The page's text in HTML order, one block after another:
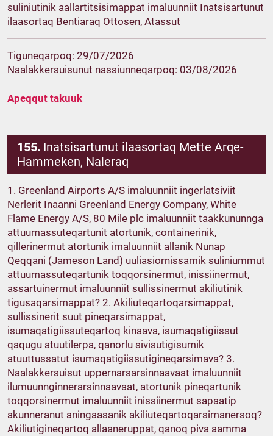
suliniutinik aallartitsisimappat imaluunniit Inatsisartunut
ilaasortaq Bentiaraq Ottosen, Atassut
Tiguneqarpoq: 29/07/2026
Naalakkersuisunut nassiunneqarpoq: 03/08/2026
Apeqqut takuuk
155. Inatsisartunut ilaasortaq Mette Arqe-
Hammeken, Naleraq
1. Greenland Airports A/S imaluunniit ingerlatsiviit
Nerlerit Inaanni Greenland Energy Company, White
Flame Energy A/S, 80 Mile plc imaluunniit taakkununnga
attuumassuteqartunit atortunik, containerinik,
qillerinermut atortunik imaluunniit allanik Nunap
Qeqqani (Jameson Land) uuliasiornissamik suliniummut
attuumassuteqartunik toqqorsinermut, inissiinermut,
assartuinermut imaluunniit sullissinermut akiliutinik
tigusaqarsimappat? 2. Akiliuteqartoqarsimappat,
sullissinerit suut pineqarsimappat,
isumaqatigiissuteqartoq kinaava, isumaqatigiissut
qaqugu atuutilerpa, qanorlu sivisutigisumik
atuuttussatut isumaqatigiissutigineqarsimava? 3.
Naalakkersuisut uppernarsarsinnaavaat imaluunniit
ilumuunnginnerarsinnaavaat, atortunik pineqartunik
toqqorsinermut imaluunniit inissiinermut sapaatip
akunneranut aningaasanik akiliuteqartoqarsimanersoq?
Akiliutigineqartoq allaaneruppat, qanoq piva aamma